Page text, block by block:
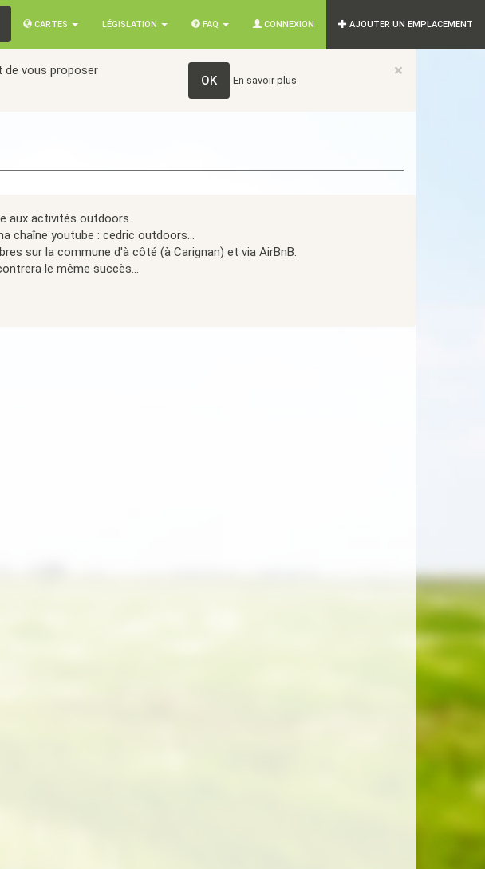
CARTES LÉGISLATION FAQ CONNEXION AJOUTER UN EMPLACEMENT
×
vous proposer
OK En savoir plus
aux activités outdoors.
chaîne youtube : cedric outdoors...
sur la commune d'à côté (à Carignan) et via AirBnB.
le même succès...